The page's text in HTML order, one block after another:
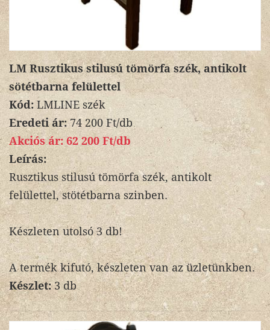
LM Rusztikus stilusú tömörfa szék, antikolt
sötétbarna felülettel
Kód: LMLINE szék
Eredeti ár:74 200 Ft/db
Akciós ár: 62 200 Ft/db
Leírás:
Rusztikus stilusú tömörfa szék, antikolt
felülettel, stötétbarna szinben.
Készleten utolsó 3 db!
A termék kifutó, készleten van az üzletünkben.
Készlet:3 db